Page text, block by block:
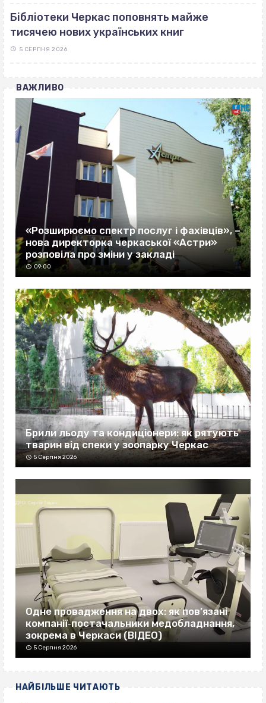
Бібліотеки Черкас поповнять майже
тисячею нових українських книг
5 СЕРПНЯ 2026
ВАЖЛИВО
«Розширюємо спектр послуг і фахівців», –
нова директорка черкаської «Астри»
розповіла про зміни у закладі
09:00
Брили льоду та кондиціонери: як рятують
тварин від спеки у зоопарку Черкас
5 Серпня 2026
Одне провадження на двох: як пов’язані
компанії‐постачальники медобладнання,
зокрема в Черкаси (ВІДЕО)
5 Серпня 2026
НАЙБІЛЬШЕ ЧИТАЮТЬ